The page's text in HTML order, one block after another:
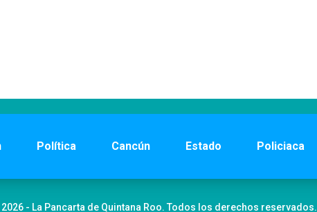
Política Cancún Estado Policiaca
- La Pancarta de Quintana Roo. Todos los derechos reservados.